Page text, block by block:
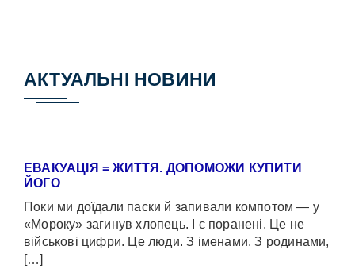
АКТУАЛЬНІ НОВИНИ
ЕВАКУАЦІЯ = ЖИТТЯ. ДОПОМОЖИ КУПИТИ
ЙОГО
Поки ми доїдали паски й запивали компотом — у
«Мороку» загинув хлопець. І є поранені. Це не
військові цифри. Це люди. З іменами. З родинами,
[…]